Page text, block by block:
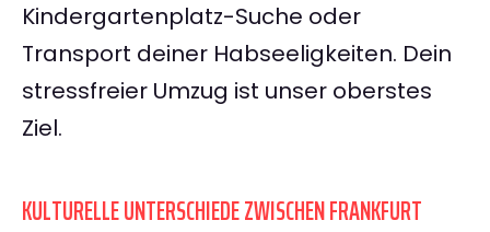
Kindergartenplatz-Suche oder
Transport deiner Habseeligkeiten. Dein
stressfreier Umzug ist unser oberstes
Ziel.
KULTURELLE UNTERSCHIEDE ZWISCHEN FRANKFURT